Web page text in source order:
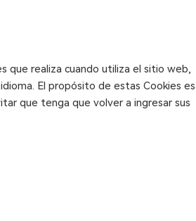
que realiza cuando utiliza el sitio web,
El propósito de estas Cookies es
que tenga que volver a ingresar sus